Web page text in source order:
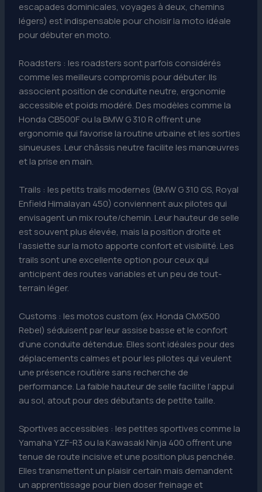
escapades dominicales, voyages à deux, chemins
légers) est indispensable pour choisir la moto idéale
pour débuter en moto.
Roadsters : les roadsters sont parfois considérés
comme les meilleurs compromis pour débuter. Ils
associent position de conduite neutre, ergonomie
accessible et poids modéré. Des modèles comme la
Honda CB500F ou la BMW G 310 R offrent une
ergonomie qui favorise la routine urbaine et les sorties
sinueuses. Leur châssis neutre facilite les manœuvres
et la prise en main.
Trails : les petits trails modernes (BMW G 310 GS, Royal
Enfield Himalayan 450) conviennent aux pilotes qui
envisagent un mix route/chemin. Leur hauteur de selle
est souvent plus élevée, mais la position droite et
l’assiette sur la moto apporte confort et visibilité. Les
trails sont une excellente option pour ceux qui
anticipent des routes variables et un peu de tout-
terrain léger.
Customs : les motos custom (ex. Honda CMX500
Rebel) séduisent par leur assise basse et le confort
d’une conduite détendue. Elles sont idéales pour des
déplacements calmes et pour les pilotes qui veulent
une présence routière sans recherche de
performance. La faible hauteur de selle facilite l’appui
au sol, atout pour des débutants de petite taille.
Sportives accessibles : les petites sportives comme la
Yamaha YZF-R3 ou la Kawasaki Ninja 400 offrent une
tenue de route incisive et une position plus penchée.
Elles transmettent un plaisir certain mais demandent
un apprentissage pour bien doser freinage et